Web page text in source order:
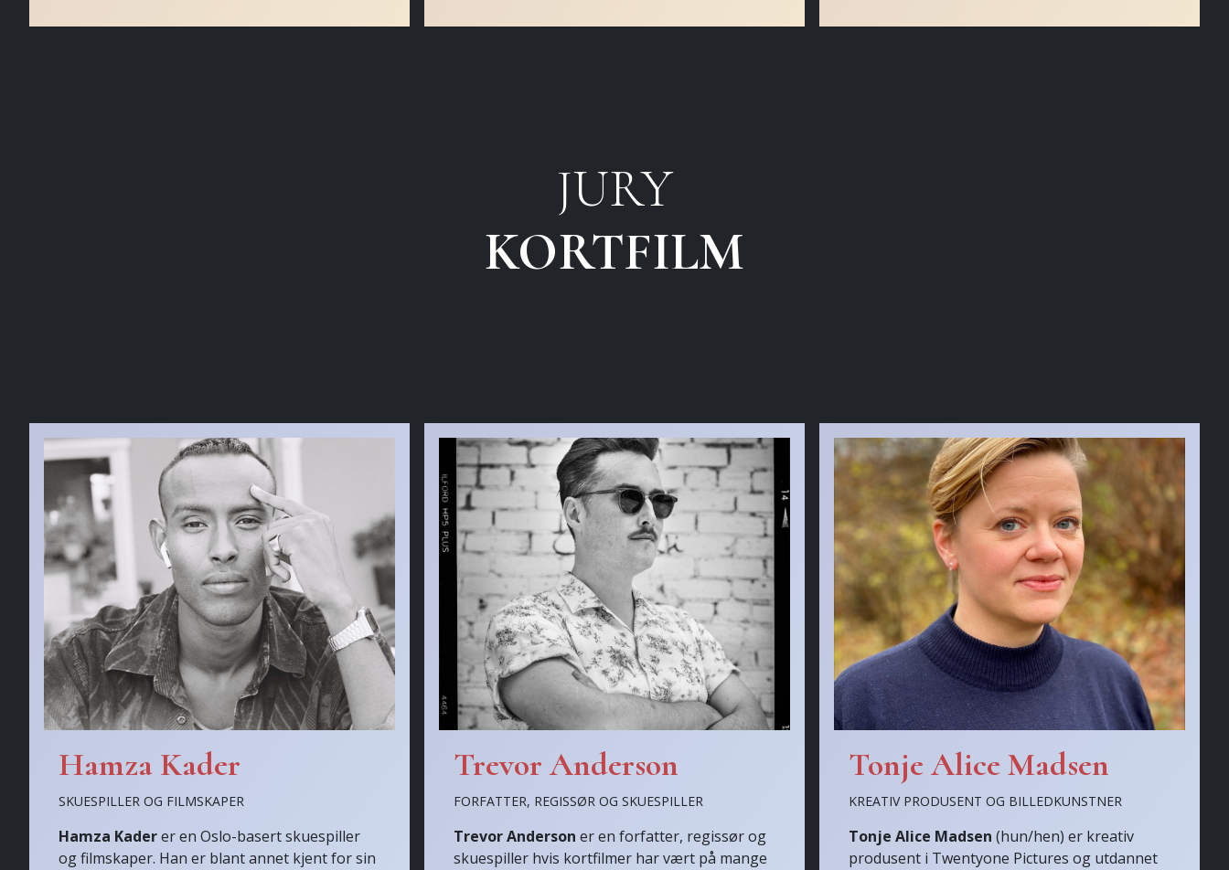
JURY
KORTFILM
Hamza Kader
SKUESPILLER OG FILMSKAPER
Hamza Kaderer en Oslo-basert skuespiller
og filmskaper. Han er blant annet kjent for sin
Trevor Anderson
FORFATTER, REGISSØR OG SKUESPILLER
Trevor Anderson er en forfatter, regissør og
skuespiller hvis kortfilmer har vært på mange
Tonje Alice Madsen
KREATIV PRODUSENT OG BILLEDKUNSTNER
Tonje Alice Madsen (hun/hen) er kreativ
produsent i Twentyone Pictures og utdannet